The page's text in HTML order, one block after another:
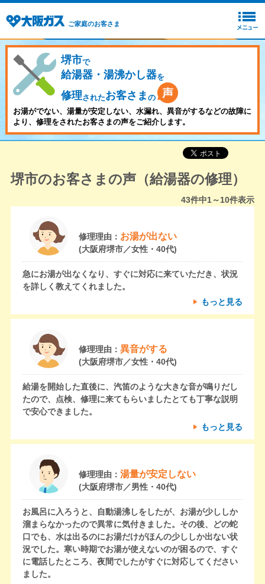
ご家庭のお客さま
堺市で
給湯器・湯沸かし器を
修理されたお客さま の
お湯がでない、湯量が安定しない、水漏れ、異音がするなどの故障に
より、修理をされたお客さまの声をご紹介します。
堺市のお客さまの声（給湯器の修理）
43件中1～10件表示
修理理由： お湯が出ない
(大阪府堺市／女性・40代)
急にお湯が出なくなり、すぐに対応に来ていただき、状況
を詳しく教えてくれました。
もっと見る
修理理由： 異音がする
(大阪府堺市／女性・40代)
給湯を開始した直後に、汽笛のような大きな音が鳴りだし
たので、点検、修理に来てもらいましたとても丁寧な説明
で安心できました。
もっと見る
修理理由： 湯量が安定しない
(大阪府堺市／男性・40代)
お風呂に入ろうと、自動湯沸しをしたが、お湯が少ししか
溜まらなかったので異常に気付きました。その後、どの蛇
口でも、水は出るのにお湯だけがほんの少ししか出ない状
況でした。寒い時期でお湯が使えないのが困るので、すぐ
に電話したところ、夜間でしたがすぐに対応してください
ました。